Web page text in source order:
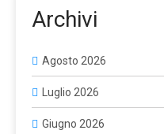
Archivi
Agosto 2026
Luglio 2026
Giugno 2026